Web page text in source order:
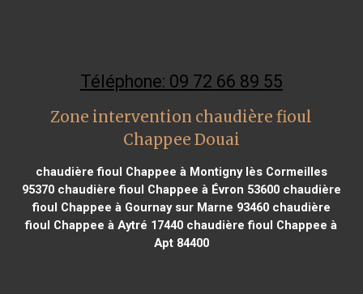
Téléphone: 09 72 66 89 55
Zone intervention chaudière fioul
Chappee Douai
chaudière fioul Chappee à Montigny lès Cormeilles
95370chaudière fioul Chappee à Évron 53600chaudière
fioul Chappee à Gournay sur Marne 93460chaudière
fioul Chappee à Aytré 17440 chaudière fioul Chappee à
Apt 84400